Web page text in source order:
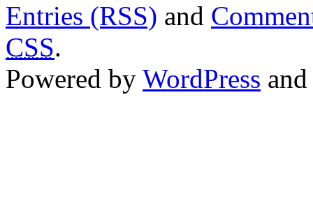
Entries (RSS) and
CSS.
Powered by WordPress